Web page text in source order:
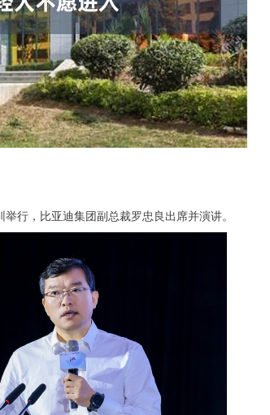
，比亚迪集团副总裁罗忠良出席并演讲。